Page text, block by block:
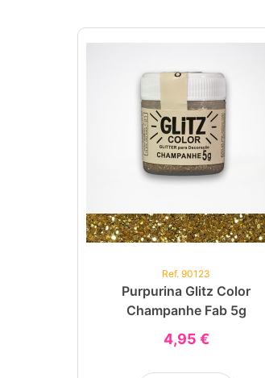
Ref. 90123
Purpurina Glitz Color
Champanhe Fab 5g
4,95 €